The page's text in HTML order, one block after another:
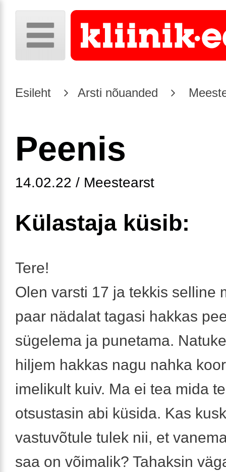
Esileht Arsti nõuanded
Peenis
14.02.22 / Meestearst
Külastaja küsib:
Tere!
Olen varsti 17 ja tekkis selline
paar nädalat tagasi hakkas
sügelema ja punetama.
hiljem hakkas nagu nahka
imelikult kuiv. Ma ei tea mida
otsustasin abi küsida. Kas
vastuvõtule tulek nii, et
saa on võimalik? Tahaksin